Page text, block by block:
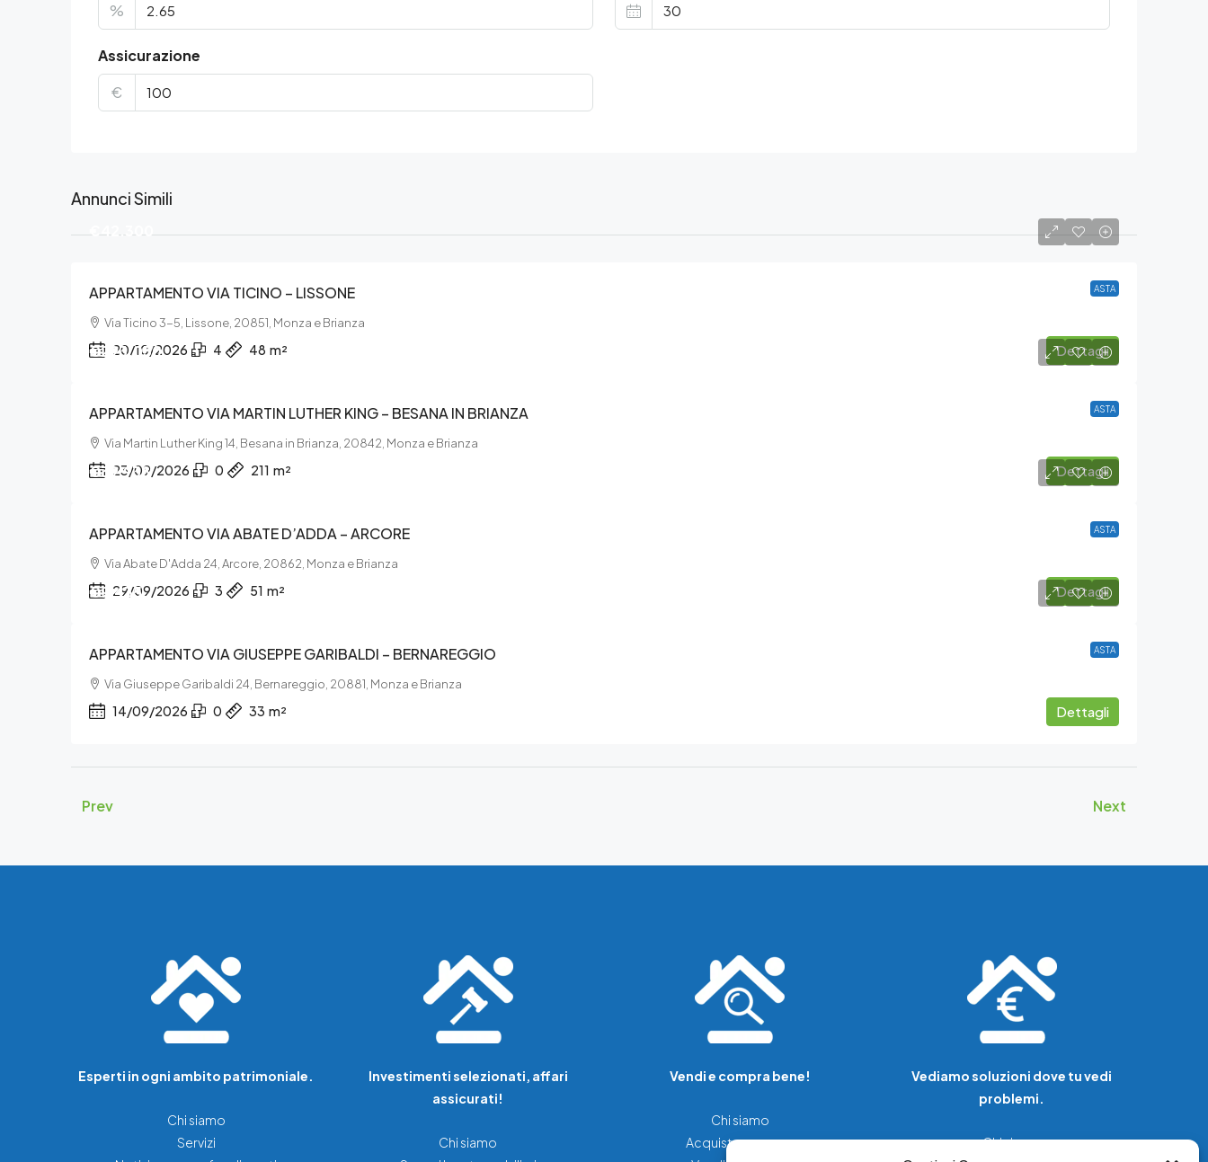
%
Assicurazione
€
Annunci Simili
ASTA
€42.300
APPARTAMENTO VIA TICINO – LISSONE
Via Ticino 3-5, Lissone, 20851, Monza e Brianza
20/10/2026 4 48 m² Dettagli
ASTA
€293.030
APPARTAMENTO VIA MARTIN LUTHER KING – BESANA IN BRIANZA
Via Martin Luther King 14, Besana in Brianza, 20842, Monza e Brianza
23/09/2026 0 211 m² Dettagli
ASTA
€39.938
APPARTAMENTO VIA ABATE D’ADDA – ARCORE
Via Abate D'Adda 24, Arcore, 20862, Monza e Brianza
29/09/2026 3 51 m² Dettagli
ASTA
€9.435
APPARTAMENTO VIA GIUSEPPE GARIBALDI – BERNAREGGIO
Via Giuseppe Garibaldi 24, Bernareggio, 20881, Monza e Brianza
14/09/2026 0 33 m² Dettagli
Prev Next
Esperti in ogni ambito patrimoniale.
Chi siamo
Servizi
Investimenti selezionati, affari
assicurati!
Chi siamo
Vendi e compra bene!
Chi siamo
Acquista una casa
Vediamo soluzioni dove tu vedi
problemi.
Chi siamo